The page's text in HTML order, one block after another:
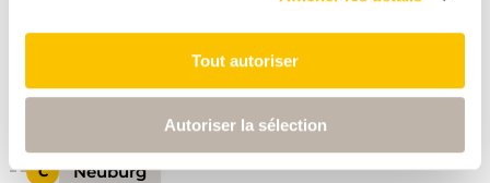
Tout autoriser
Autoriser la sélection
Hoch Wülflingen
0:53
0:35
Neuburg